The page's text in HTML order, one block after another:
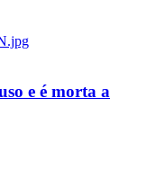
e é morta a